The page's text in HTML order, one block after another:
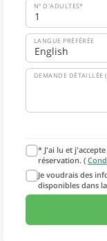
Nº D'ADULTES*
LANGUE PRÉFÉRÉE
DEMANDE DÉTAILLÉE
* J'ai lu et
réservation. (
Je voudrais des
disponibles dans